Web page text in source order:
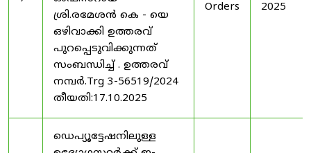
ശ്രി.രമേശൻ കെ - യെ
ഒഴിവാക്കി ഉത്തരവ്
പുറപ്പെടുവിക്കുന്നത്
സംബന്ധിച്ച് . ഉത്തരവ്
നമ്പർ.Trg 3-56519/2024
തീയതി:17.10.2025
Orders
2025
ഡെപ്യൂട്ടേഷനിലുള്ള